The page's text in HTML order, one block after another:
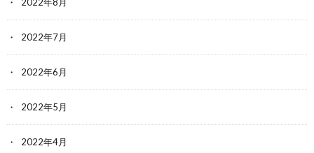
2022年7月
2022年6月
2022年5月
2022年4月